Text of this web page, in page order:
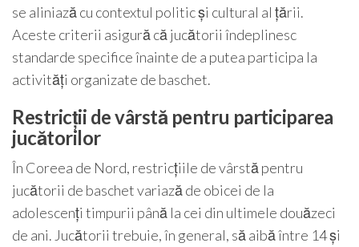
se aliniază cu contextul politic și cultural al țării.
Aceste criterii asigură că jucătorii îndeplinesc
standarde specifice înainte de a putea participa la
activități organizate de baschet.
Restricții de vârstă pentru participarea
jucătorilor
În Coreea de Nord, restricțiile de vârstă pentru
jucătorii de baschet variază de obicei de la
adolescenți timpurii până la cei din ultimele douăzeci
de ani. Jucătorii trebuie, în general, să aibă între 14 și